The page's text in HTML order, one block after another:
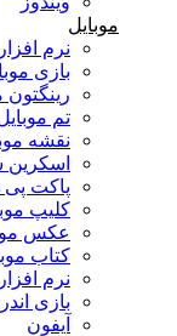
موبایل
نرم
بازی
رینگتون
تم
نقشه
اسکرین
پاکت
کلیپ
عکس
کتاب
نرم
بازی
آیفون